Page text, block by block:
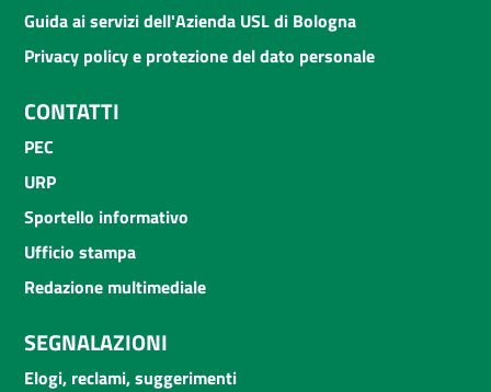
Guida ai servizi dell'Azienda USL di Bologna
Privacy policy e protezione del dato personale
CONTATTI
PEC
URP
Sportello informativo
Ufficio stampa
Redazione multimediale
SEGNALAZIONI
Elogi, reclami, suggerimenti